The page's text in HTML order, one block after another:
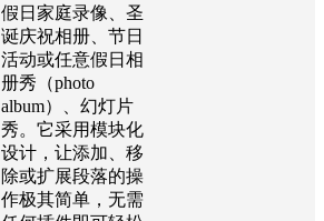
假日家庭录像、圣
诞庆祝相册、节日
活动或任意假日相
册秀（photo
album）、幻灯片
秀。它采用模块化
设计，让添加、移
除或扩展段落的操
作极其简单，无需